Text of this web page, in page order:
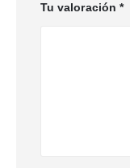
Tu valoración *